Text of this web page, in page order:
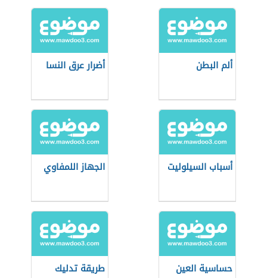
ألم البطن أضرار عرق النسا
أسباب السيلوليت الجهاز اللمفاوي
حساسية العين
طريقة تدليك